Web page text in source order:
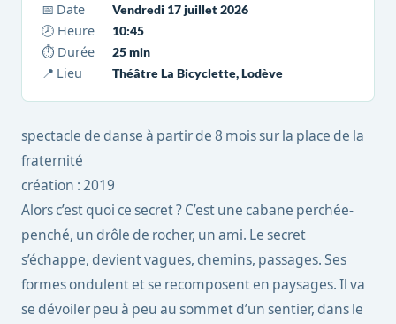
📅 Date
Vendredi 17 juillet 2026
🕗 Heure
10:45
⏱ Durée
25 min
📍 Lieu
Théâtre La Bicyclette, Lodève
spectacle de danse à partir de 8 mois sur la place de la
fraternité
création : 2019
Alors c’est quoi ce secret ? C’est une cabane perchée-
penché, un drôle de rocher, un ami. Le secret
s’échappe, devient vagues, chemins, passages. Ses
formes ondulent et se recomposent en paysages. Il va
se dévoiler peu à peu au sommet d’un sentier, dans le